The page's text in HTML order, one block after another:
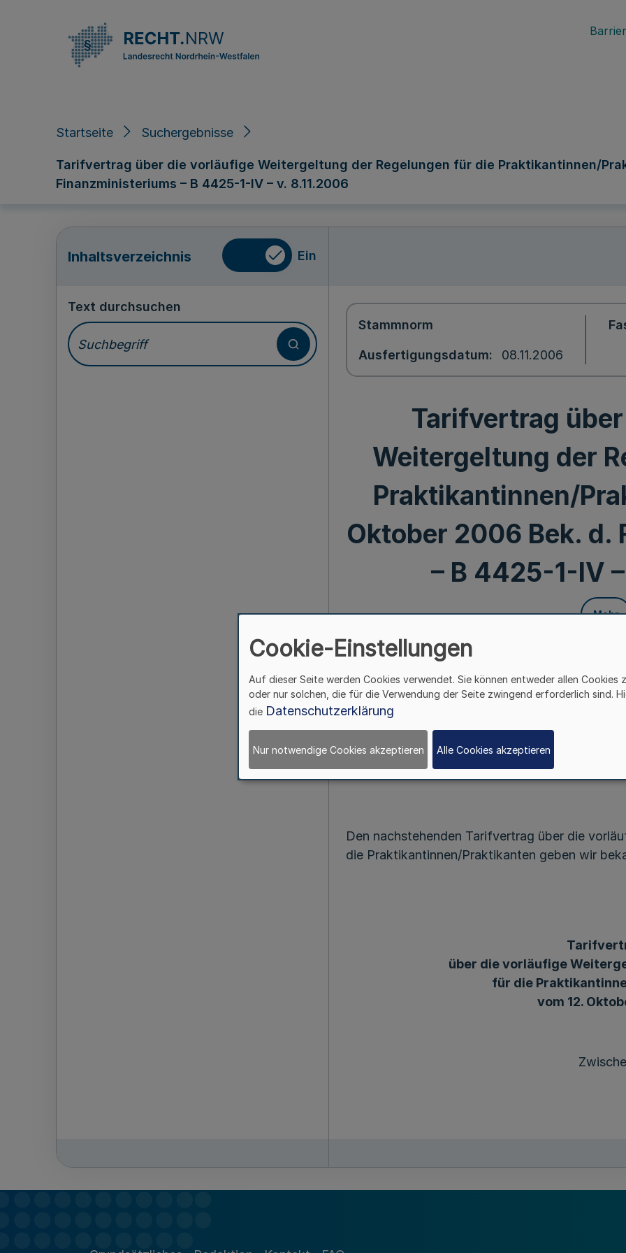
Startseite Suchergebnisse
Tarifvertrag über die vorläufige Weitergeltung der Regelungen für die Praktikantinnen/
Finanzministeriums – B 4425-1-IV – v. 8.11.2006
Inhaltsverzeichnis Ein
Text durchsuchen
Stammnorm
Ausfertigungsdatum 08.11.2006
Tarifvertrag
Weitergeltung der
Praktikantinnen/
Oktober 2006 Bek. d.
– B 4425-1-IV
Mehr
über die vorläufige
für die
Bek. d. Finanzministeriums –
Den nachstehenden Tarifvertrag über die
die Praktikantinnen/Praktikanten geben wir
über die vorläufige
für die
vom 12.
Cookie-Einstellungen
Auf dieser Seite werden Cookies verwendet. Sie können entweder allen Cookies
oder nur solchen, die für die Verwendung der Seite zwingend erforderlich sind.
die Datenschutzerklärung
Nur notwendige Cookies akzeptieren Alle Cookies akzeptieren